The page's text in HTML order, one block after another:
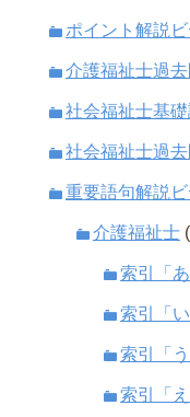
ポイント解説ビ
介護福祉士過
社会福祉士基
社会福祉士過
重要語句解説ビ
介護福祉士
索引「あ
索引「い
索引「う
索引「え